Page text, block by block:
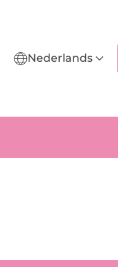
Nederlands